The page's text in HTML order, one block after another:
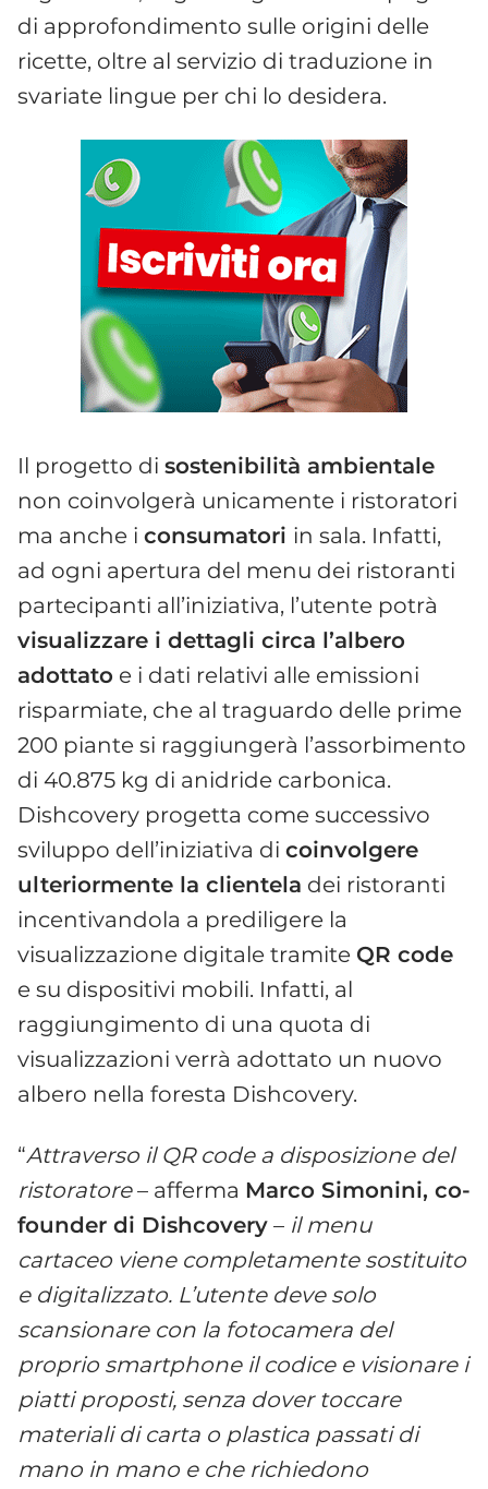
di approfondimento sulle origini delle
ricette, oltre al servizio di traduzione in
svariate lingue per chi lo desidera.
Il progetto di sostenibilità ambientale
non coinvolgerà unicamente i ristoratori
ma anche i consumatori in sala. Infatti,
ad ogni apertura del menu dei ristoranti
partecipanti all’iniziativa, l’utente potrà
visualizzare i dettagli circa l’albero
adottato e i dati relativi alle emissioni
risparmiate, che al traguardo delle prime
200 piante si raggiungerà l’assorbimento
di 40.875 kg di anidride carbonica.
Dishcovery progetta come successivo
sviluppo dell’iniziativa di coinvolgere
ulteriormente la clientela dei ristoranti
incentivandola a prediligere la
visualizzazione digitale tramite QR code
e su dispositivi mobili. Infatti, al
raggiungimento di una quota di
visualizzazioni verrà adottato un nuovo
albero nella foresta Dishcovery.
“Attraverso il QR code a disposizione del
ristoratore– afferma Marco Simonini, co-
founder di Dishcovery – il menu
cartaceo viene completamente sostituito
e digitalizzato. L’utente deve solo
scansionare con la fotocamera del
proprio smartphone il codice e visionare i
piatti proposti, senza dover toccare
materiali di carta o plastica passati di
mano in mano e che richiedono